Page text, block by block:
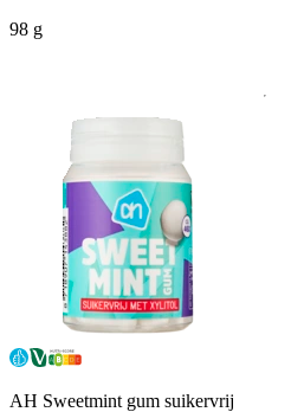
98 g
AH Sweetmint gum suikervrij